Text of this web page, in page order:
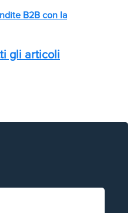
B2B con la
gli articoli